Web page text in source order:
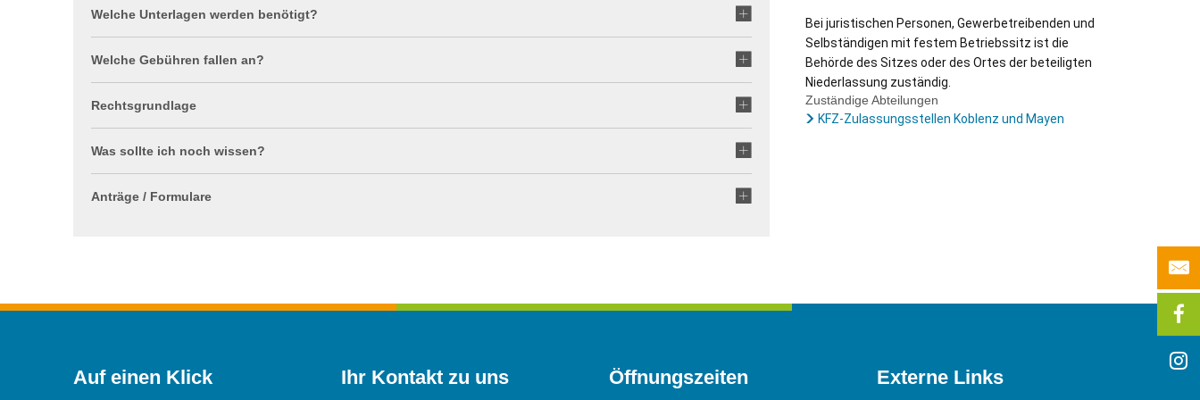
Welche Unterlagen werden benötigt?
Welche Gebühren fallen an?
Rechtsgrundlage
Was sollte ich noch wissen?
Anträge / Formulare
Bei juristischen Personen, Gewerbetreibenden und
Selbständigen mit festem Betriebssitz ist die
Behörde des Sitzes oder des Ortes der beteiligten
Niederlassung zuständig.
Zuständige Abteilungen
KFZ-Zulassungsstellen Koblenz und Mayen
Auf einen Klick Ihr Kontakt zu uns Öffnungszeiten Externe Links